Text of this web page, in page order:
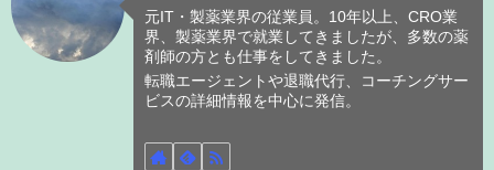
元IT・製薬業界の従業員。10年以上、CRO業
界、製薬業界で就業してきましたが、多数の薬
剤師の方とも仕事をしてきました。
転職エージェントや退職代行、コーチングサー
ビスの詳細情報を中心に発信。